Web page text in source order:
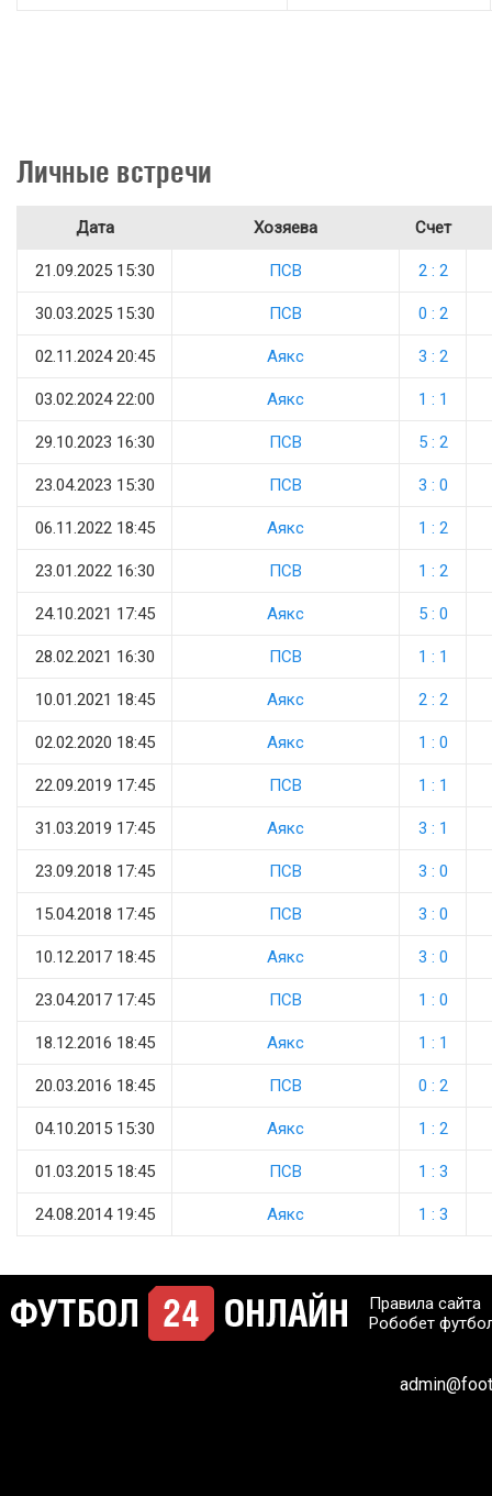
Личные встречи
Дата Хозяева Счет
21.09.2025 15:30 ПСВ 2 : 2
30.03.2025 15:30 ПСВ 0 : 2
02.11.2024 20:45 Аякс 3 : 2
03.02.2024 22:00 Аякс 1 : 1
29.10.2023 16:30 ПСВ 5 : 2
23.04.2023 15:30 ПСВ 3 : 0
06.11.2022 18:45 Аякс 1 : 2
23.01.2022 16:30 ПСВ 1 : 2
24.10.2021 17:45 Аякс 5 : 0
28.02.2021 16:30 ПСВ 1 : 1
10.01.2021 18:45 Аякс 2 : 2
02.02.2020 18:45 Аякс 1 : 0
22.09.2019 17:45 ПСВ 1 : 1
31.03.2019 17:45 Аякс 3 : 1
23.09.2018 17:45 ПСВ 3 : 0
15.04.2018 17:45 ПСВ 3 : 0
10.12.2017 18:45 Аякс 3 : 0
23.04.2017 17:45 ПСВ 1 : 0
18.12.2016 18:45 Аякс 1 : 1
20.03.2016 18:45 ПСВ 0 : 2
04.10.2015 15:30 Аякс 1 : 2
01.03.2015 18:45 ПСВ 1 : 3
24.08.2014 19:45 Аякс 1 : 3
Правила сайта
Робобет